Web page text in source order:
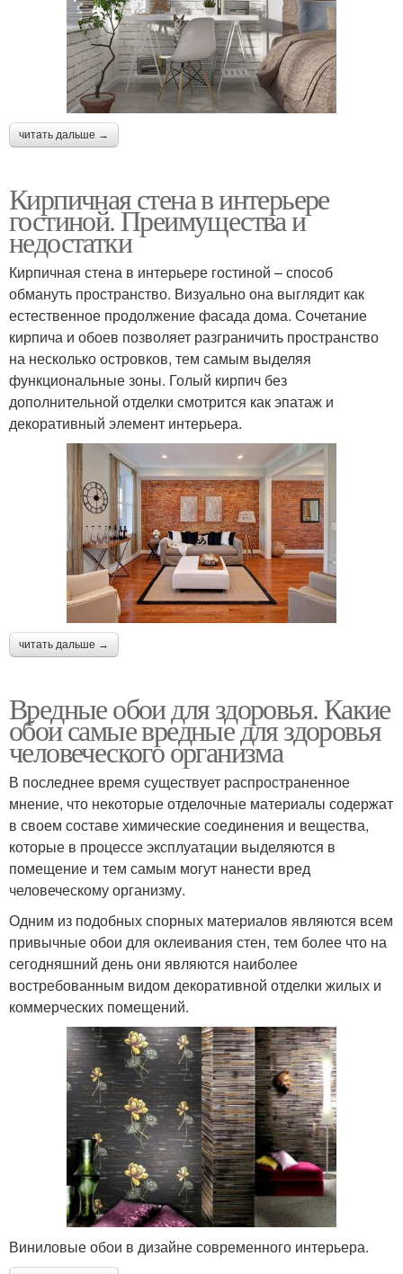
читать дальше →
Кирпичная стена в интерьере
гостиной. Преимущества и
недостатки
Кирпичная стена в интерьере гостиной – способ
обмануть пространство. Визуально она выглядит как
естественное продолжение фасада дома. Сочетание
кирпича и обоев позволяет разграничить пространство
на несколько островков, тем самым выделяя
функциональные зоны. Голый кирпич без
дополнительной отделки смотрится как эпатаж и
декоративный элемент интерьера.
читать дальше →
Вредные обои для здоровья. Какие
обои самые вредные для здоровья
человеческого организма
В последнее время существует распространенное
мнение, что некоторые отделочные материалы содержат
в своем составе химические соединения и вещества,
которые в процессе эксплуатации выделяются в
помещение и тем самым могут нанести вред
человеческому организму.
Одним из подобных спорных материалов являются всем
привычные обои для оклеивания стен, тем более что на
сегодняшний день они являются наиболее
востребованным видом декоративной отделки жилых и
коммерческих помещений.
Виниловые обои в дизайне современного интерьера.